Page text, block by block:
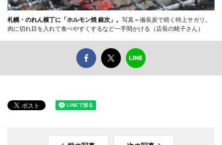
札幌・のれん横丁に「ホルモン焼 銀次」。 写真＝備長炭で焼く特上サガリ。
肉に切れ目を入れて食べやすくするなど一手間かける（店長の蛯子さん）